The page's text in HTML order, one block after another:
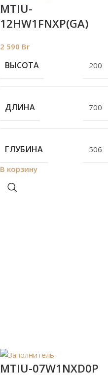
MTIU-
12HW1FNXP(GA)
2 590 Br
ВЫСОТА 200
ДЛИНА 700
ГЛУБИНА
506
В корзину
MTIU-07W1NXD0P